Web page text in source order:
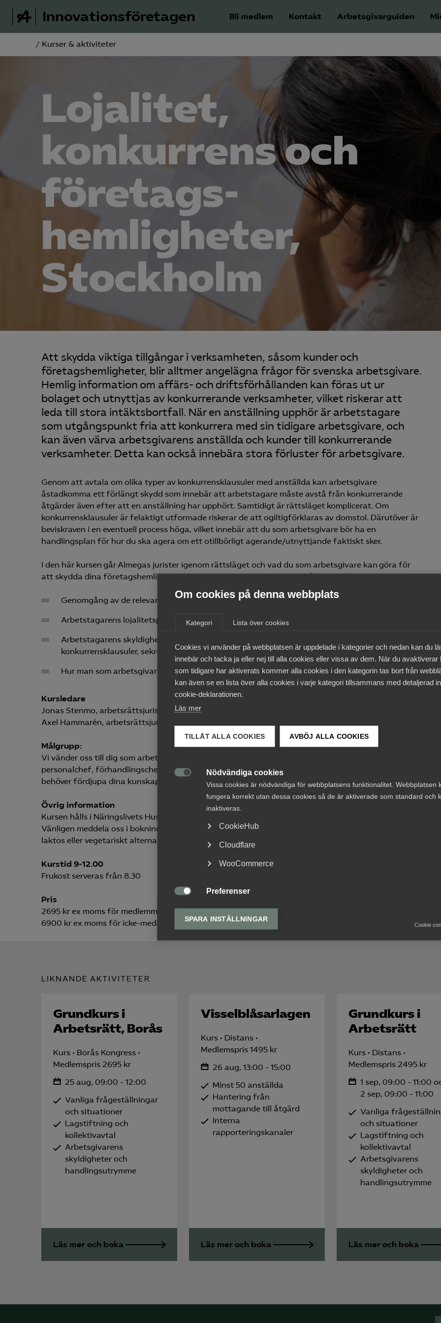
Innovations­företagen Bli medlem Kontakt Arbetsgivarguiden
/ Kurser & aktiviteter
Lojalitet,
konkurrens och
företags-
hemligheter,
Stockholm
Att skydda viktiga tillgångar i verksamheten, såsom kunder och
företagshemligheter, blir alltmer angelägna frågor för svenska arbetsgivare.
Hemlig information om affärs- och driftsförhållanden kan föras ut ur
bolaget och utnyttjas av konkurrerande verksamheter, vilket riskerar att
leda till stora intäktsbortfall. När en anställning upphör är arbetstagare
som utgångspunkt fria att konkurrera med sin tidigare arbetsgivare, och
kan även värva arbetsgivarens anställda och kunder till konkurrerande
verksamheter. Detta kan också innebära stora förluster för arbetsgivare.
Genom att avtala om olika typer av konkurrensklausuler med anställda kan arbetsgivare
åstadkomma ett förlängt skydd som innebär att arbetstagare måste avstå från konkurrerande
åtgärder även efter att en anställning har upphört. Samtidigt är rättsläget komplicerat. Om
konkurrensklausuler är felaktigt utformade riskerar de att ogiltigförklaras av domstol. Därutöver är
beviskraven i en eventuell process höga, vilket innebär att du som arbetsgivare bör ha en
handlingsplan för hur du ska agera om ett otillbörligt agerande/utnyttjande faktiskt sker.
I den här kursen går Almegas jurister igenom rättsläget och vad du som arbetsgivare kan göra för
att skydda dina företagshemligheter och kundrelationer. Kursen innehåller bl.a. följande delar:
Genomgång av de relevanta regelverken
Arbetstagarens lojalitetsplikt under pågående anställning
Arbetstagarens skyldigheter efter anställningens upphörande (fokus på hur
konkurrensklausuler, sekretessklausuler och värvningsklausuler bör utformas)
Hur man som arbetsgivare bör agera vid brott mot skyldigheterna
Kursledare
Jonas Stenmo, arbetsrättsjurist
Axel Hammarén, arbetsrättsjurist
Målgrupp:
Vi vänder oss till dig som arbetar som HR-ansvarig, HR-specialist, HR Business Partner,
personalchef, förhandlingschef och till dig som arbetar med företagets arbetsrättsliga frågor och
behöver fördjupa dina kunskaper.
Övrig information
Kursen hålls i Näringslivets Hus på Storgatan 19, se bokningsbekräftelsen.
Vänligen meddela oss i bokningen, under övriga uppgifter, om du har allergier (Glutenintolerant,
laktos eller vegetariskt alternativ finns att tillgå)
Kurstid 9-12.00
Frukost serveras från 8.30
Pris
2695 kr ex moms för medlemmar
6900 kr ex moms för icke-medlemmar
LIKNANDE AKTIVITETER
Grundkurs i
Arbetsrätt, Borås
Kurs
Borås Kongress
Medlemspris 2695 kr
25 aug, 09:00 - 12:00
Vanliga frågeställningar
och situationer
Lagstiftning och
kollektivavtal
Arbetsgivarens
skyldigheter och
handlingsutrymme
Läs mer och boka
Visselblåsarlagen
Kurs
Distans
Medlemspris 1495 kr
26 aug, 13:00 - 15:00
Minst 50 anställda
Hantering från
mottagande till åtgärd
Interna
rapporteringskanaler
Läs mer och boka
Grundkurs i
Arbetsrätt
Kurs
Distans
Medlemspris 2495 kr
1 sep, 09:00 - 11:00
2 sep, 09:00 - 11:00
Vanliga
och situationer
Lagstiftning och
kollektivavtal
Arbetsgivarens
skyldigheter och
handlingsutrymme
Läs mer och boka
Om cookies på denna webbplats
Kategori Lista över cookies
Cookies vi använder på webbplatsen är uppdelade i kategorier och nedan kan du
innebär och tacka ja eller nej till alla cookies eller vissa av dem. När du avaktiverar
som tidigare har aktiverats kommer alla cookies i den kategorin tas bort från
kan även se en lista över alla cookies i varje kategori tillsammans med detaljerad
cookie-deklarationen.
Läs mer
TILLÅT ALLA COOKIES AVBÖJ ALLA COOKIES
Nödvändiga cookies
Vissa cookies är nödvändiga för webbplatsens funktionalitet. Webbplatsen
fungera korrekt utan dessa cookies så de är aktiverade som standard och
inaktiveras.
CookieHub
Cloudflare
WooCommerce
Preferenser
anpassa hur webbplatsen ser ut och fungerar för varje användare. Detta
Marknadsförings-cookies
Marknadsförings-cookies används för att spåra gester på olika webbplatser
LinkedIn Insight
Google Ads
Cookie
SPARA INSTÄLLNINGAR